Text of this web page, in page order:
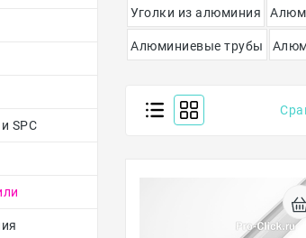
SPC
Уголки из алюминия
Алюминиевые трубы